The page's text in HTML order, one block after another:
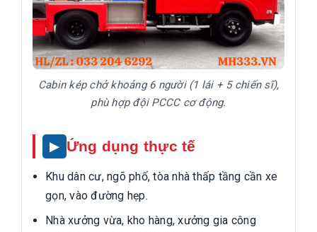
Cabin kép chở khoảng 6 người (1 lái + 5 chiến sĩ),
phù hợp đội PCCC cơ động.
Ứng dụng thực tế
Khu dân cư, ngõ phố, tòa nhà thấp tầng cần xe
gọn, vào đường hẹp.
Nhà xưởng vừa, kho hàng, xưởng gia công